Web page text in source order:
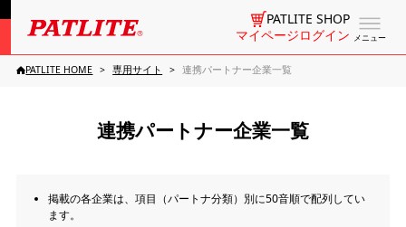
メニュー
PATLITE SHOP
マイページログイン
PATLITE HOME 専用サイト 連携パートナー企業一覧
連携パートナー企業一覧
掲載の各企業は、項目（パートナ分類）別に50音順で配列してい
ます。